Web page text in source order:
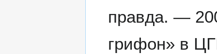
правда. —
грифон» в